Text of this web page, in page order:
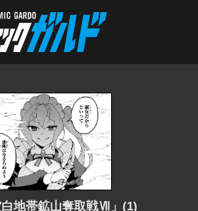
ックガルド
地帯鉱山奪取戦Ⅶ」(1)